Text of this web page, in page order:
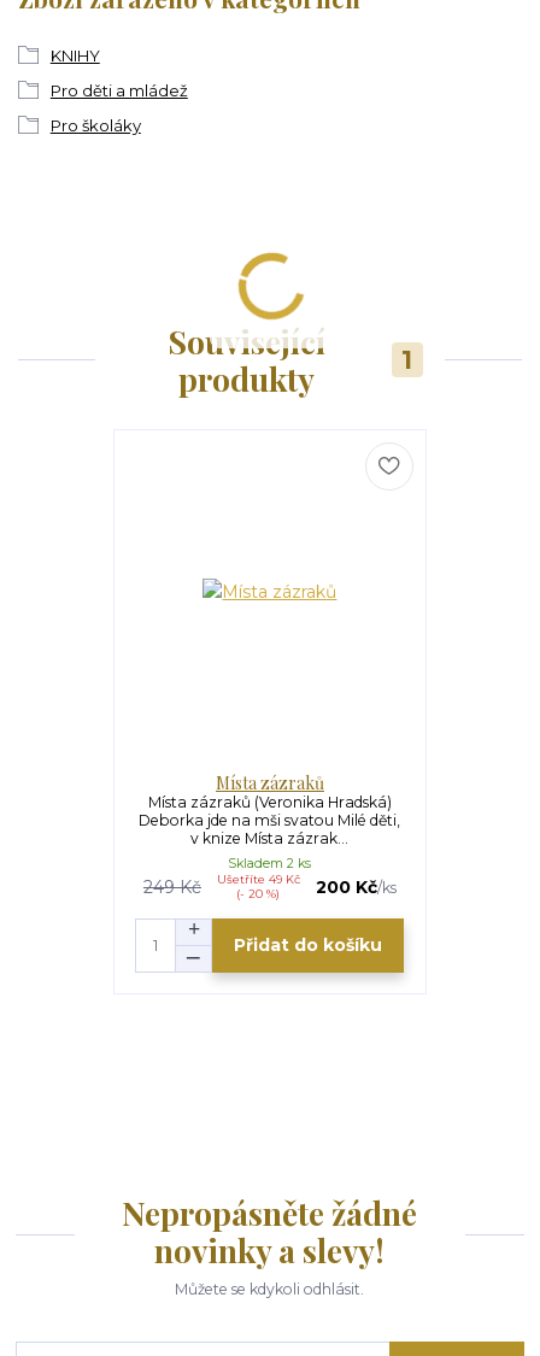
KNIHY
Pro děti a mládež
Pro školáky
Související
produkty
1
Místa zázraků
Místa zázraků (Veronika Hradská)
Deborka jde na mši svatou Milé děti,
v knize Místa zázrak...
249 Kč
Ušetříte 49 Kč
(- 20 %)
200 Kč/ks
Skladem 2 ks
Přidat do košíku
Nepropásněte žádné
novinky a slevy!
Můžete se kdykoli odhlásit.